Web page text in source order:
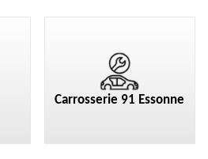
Carrosserie 91 Essonne